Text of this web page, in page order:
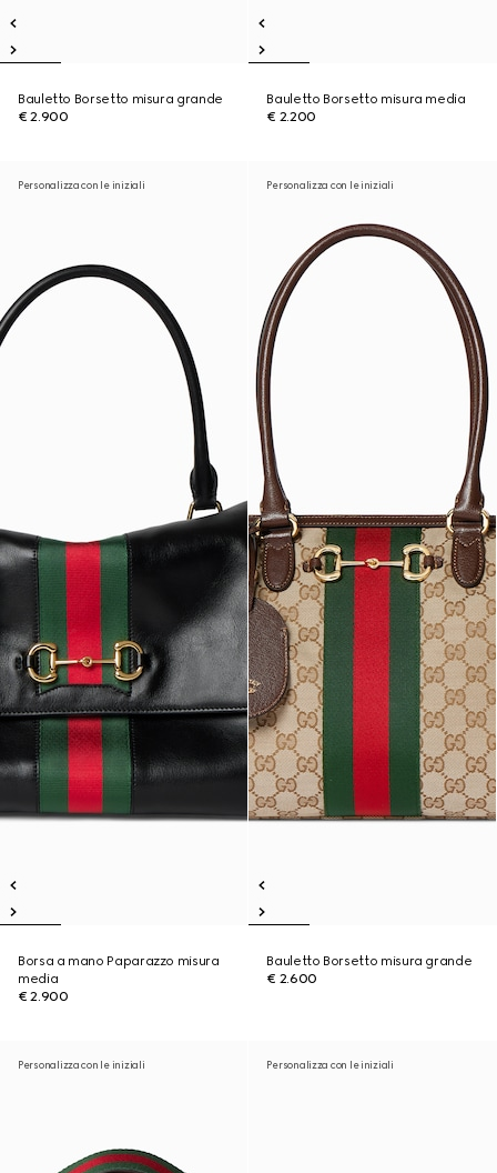
Bauletto Borsetto misura grande
€ 2.900
Bauletto Borsetto misura media
€ 2.200
Personalizza con le iniziali
Borsa a mano Paparazzo misura
media
€ 2.900
Personalizza con le iniziali
Bauletto Borsetto misura grande
€ 2.600
Personalizza con le iniziali Personalizza con le iniziali